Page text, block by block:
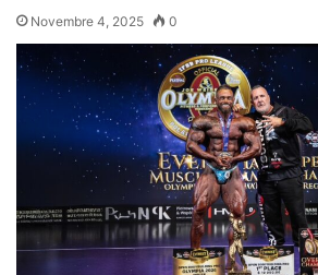
Novembre 4, 2025 0